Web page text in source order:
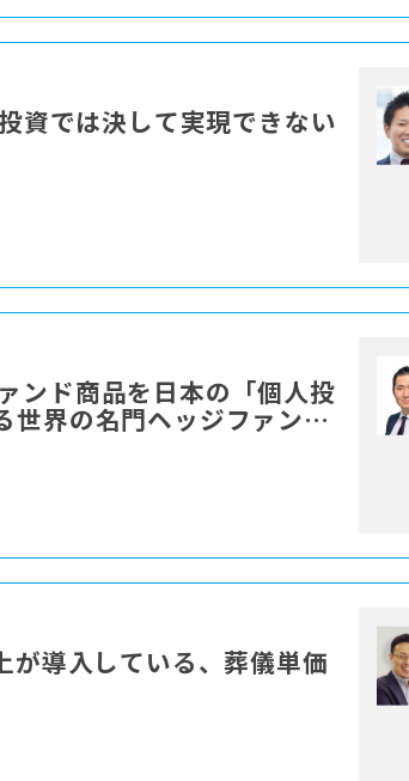
資では決して実現できない
ンド商品を日本の「個人投
世界の名門ヘッジファンド
が導入している、葬儀単価